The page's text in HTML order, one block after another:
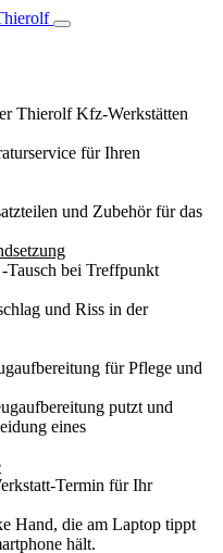
Thierolf Kfz-Werkstätten
für Ihren
und Zubehör für das
Tausch bei Treffpunkt
für Pflege und
Termin für Ihr